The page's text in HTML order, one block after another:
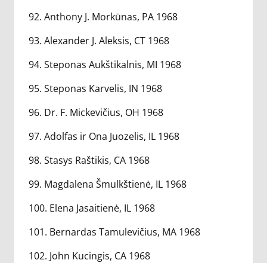
92. Anthony J. Morkūnas, PA 1968
93. Alexander J. Aleksis, CT 1968
94. Steponas Aukštikalnis, MI 1968
95. Steponas Karvelis, IN 1968
96. Dr. F. Mickevičius, OH 1968
97. Adolfas ir Ona Juozelis, IL 1968
98. Stasys Raštikis, CA 1968
99. Magdalena Šmulkštienė, IL 1968
100. Elena Jasaitienė, IL 1968
101. Bernardas Tamulevičius, MA 1968
102. John Kucingis, CA 1968